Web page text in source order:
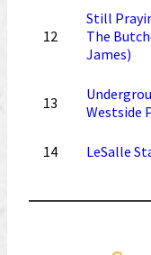
12
Still
The
James)
13
Westside
14 LeSalle